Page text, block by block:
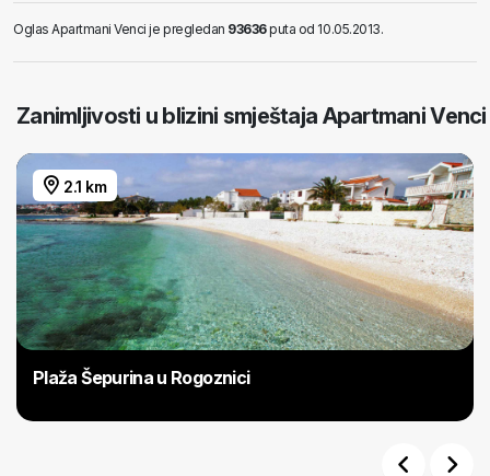
Oglas Apartmani Venci je pregledan 93636puta od 10.05.2013.
Zanimljivosti u blizini smještaja Apartmani Venci
2.1 km
Plaža Šepurina u Rogoznici